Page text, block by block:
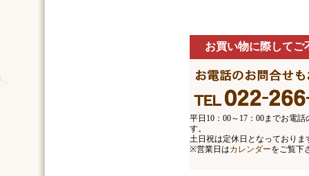
お買い物に際してご
平日10：00～17：00までお電
す。
土日祝は定休日となっておりま
※営業日はカレンダーをご覧下